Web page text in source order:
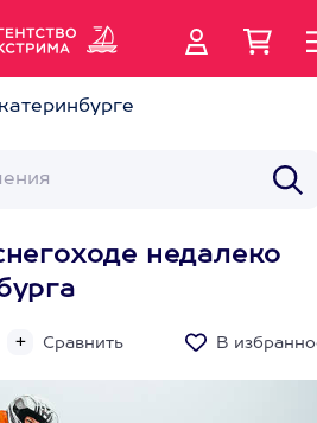
недалеко
Сравнить В